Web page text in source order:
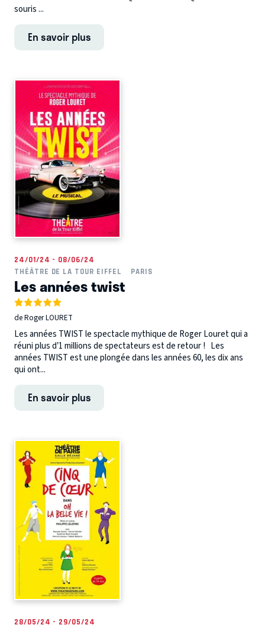
souris ...
En savoir plus
24/01/24 - 08/06/24
THÉÂTRE DE LA TOUR EIFFEL
PARIS
Les années twist
de Roger LOURET
Les années TWIST le spectacle mythique de Roger Louret qui a
réuni plus d’1 millions de spectateurs est de retour ! Les
années TWIST est une plongée dans les années 60, les dix ans
qui ont...
En savoir plus
28/05/24 - 29/05/24